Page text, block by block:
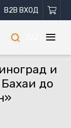
B2B ВХОД
и
до